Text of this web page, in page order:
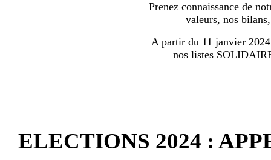
Prenez connaissance de
valeurs, nos
A partir du 11 janvier
nos listes
ELECTIONS 2024 :